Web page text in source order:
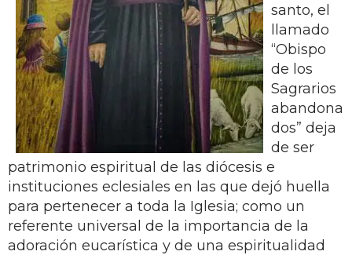
santo, el
llamado
“Obispo
de los
Sagrarios
abandona
dos” deja
de ser
patrimonio espiritual de las diócesis e
instituciones eclesiales en las que dejó huella
para pertenecer a toda la Iglesia; como un
referente universal de la importancia de la
adoración eucarística y de una espiritualidad